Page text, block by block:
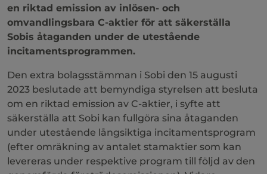
en riktad emission av inlösen- och
omvandlingsbara C-aktier för att säkerställa
Sobis åtaganden under de utestående
incitamentsprogrammen.
Den extra bolagsstämman i Sobi den 15 augusti
2023 beslutade att bemyndiga styrelsen att besluta
om en riktad emission av C-aktier, i syfte att
säkerställa att Sobi kan fullgöra sina åtaganden
under utestående långsiktiga incitamentsprogram
(efter omräkning av antalet stamaktier som kan
levereras under respektive program till följd av den